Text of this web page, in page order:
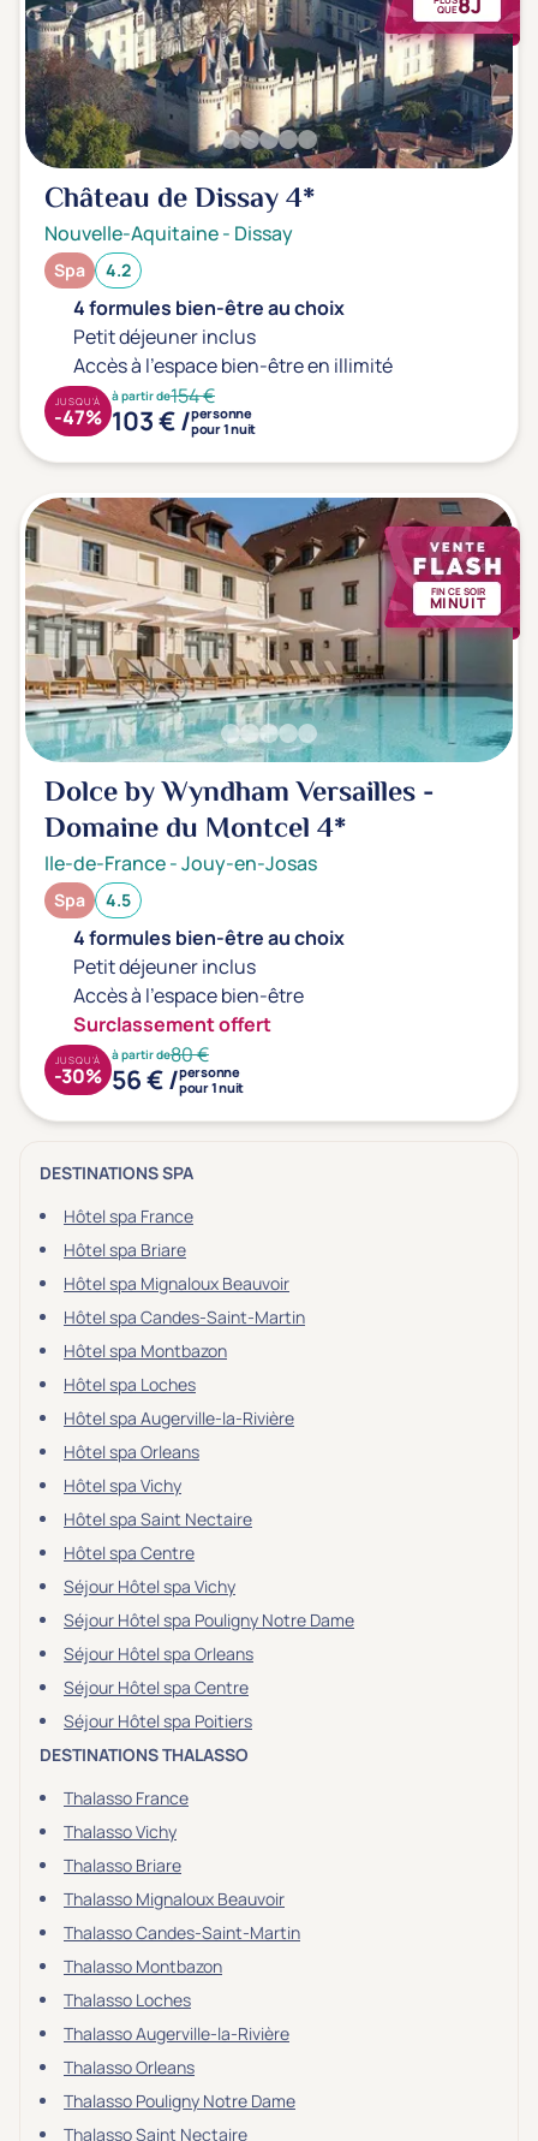
QUE
Château de Dissay4*
Nouvelle-Aquitaine- Dissay
Spa 4.2
4 formules bien-être au choix
Petit déjeuner inclus
Accès à l'espace bien-être en illimité
à partir de154 €
103 € /personne
pour 1 nuit
JUSQU'À
-47%
FIN CE SOIR
MINUIT
Dolce by Wyndham Versailles -
Domaine du Montcel4*
Ile-de-France-Jouy-en-Josas
Spa 4.5
4 formules bien-être au choix
Petit déjeuner inclus
Accès à l'espace bien-être
Surclassement offert
à partir de80 €
56 € /personne
pour 1 nuit
JUSQU'À
-30%
DESTINATIONS SPA
Hôtel spa France
Hôtel spa Briare
Hôtel spa Mignaloux Beauvoir
Hôtel spa Candes-Saint-Martin
Hôtel spa Montbazon
Hôtel spa Loches
Hôtel spa Augerville-la-Rivière
Hôtel spa Orleans
Hôtel spa Vichy
Hôtel spa Saint Nectaire
Hôtel spa Centre
Séjour Hôtel spa Vichy
Séjour Hôtel spa Pouligny Notre Dame
Séjour Hôtel spa Orleans
Séjour Hôtel spa Centre
Séjour Hôtel spa Poitiers
DESTINATIONS THALASSO
Thalasso France
Thalasso Vichy
Thalasso Briare
Thalasso Mignaloux Beauvoir
Thalasso Candes-Saint-Martin
Thalasso Montbazon
Thalasso Loches
Thalasso Augerville-la-Rivière
Thalasso Orleans
Thalasso Pouligny Notre Dame
Thalasso Saint Nectaire